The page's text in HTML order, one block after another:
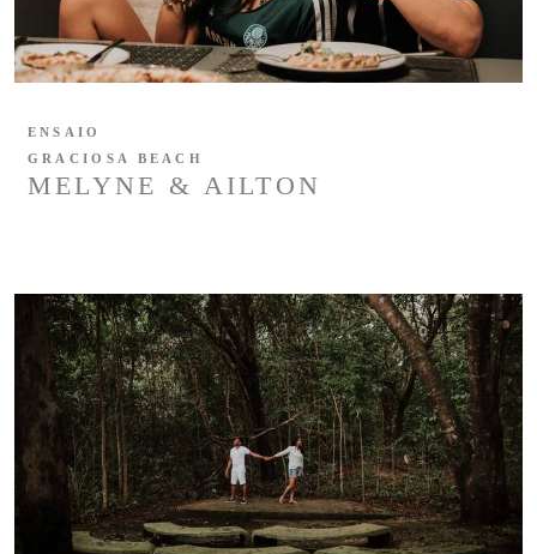
MELYNE & AILTON
ENSAIO
GRACIOSA BEACH